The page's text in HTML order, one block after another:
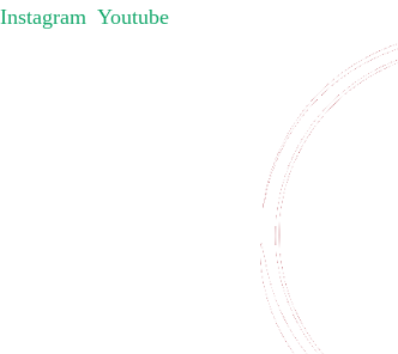
Instagram Youtube